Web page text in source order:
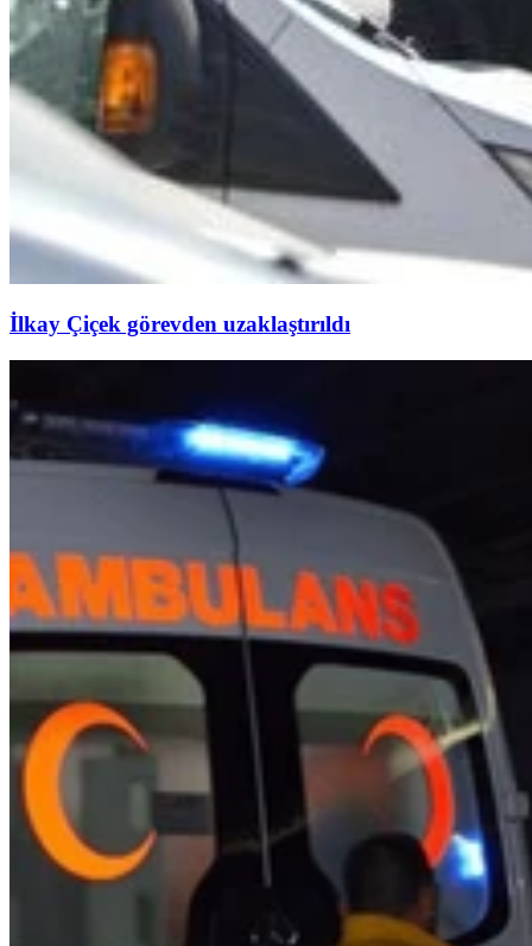
İlkay Çiçek görevden uzaklaştırıldı